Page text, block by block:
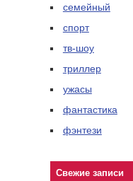
семейный
спорт
тв-шоу
триллер
ужасы
фантастика
фэнтези
Свежие записи